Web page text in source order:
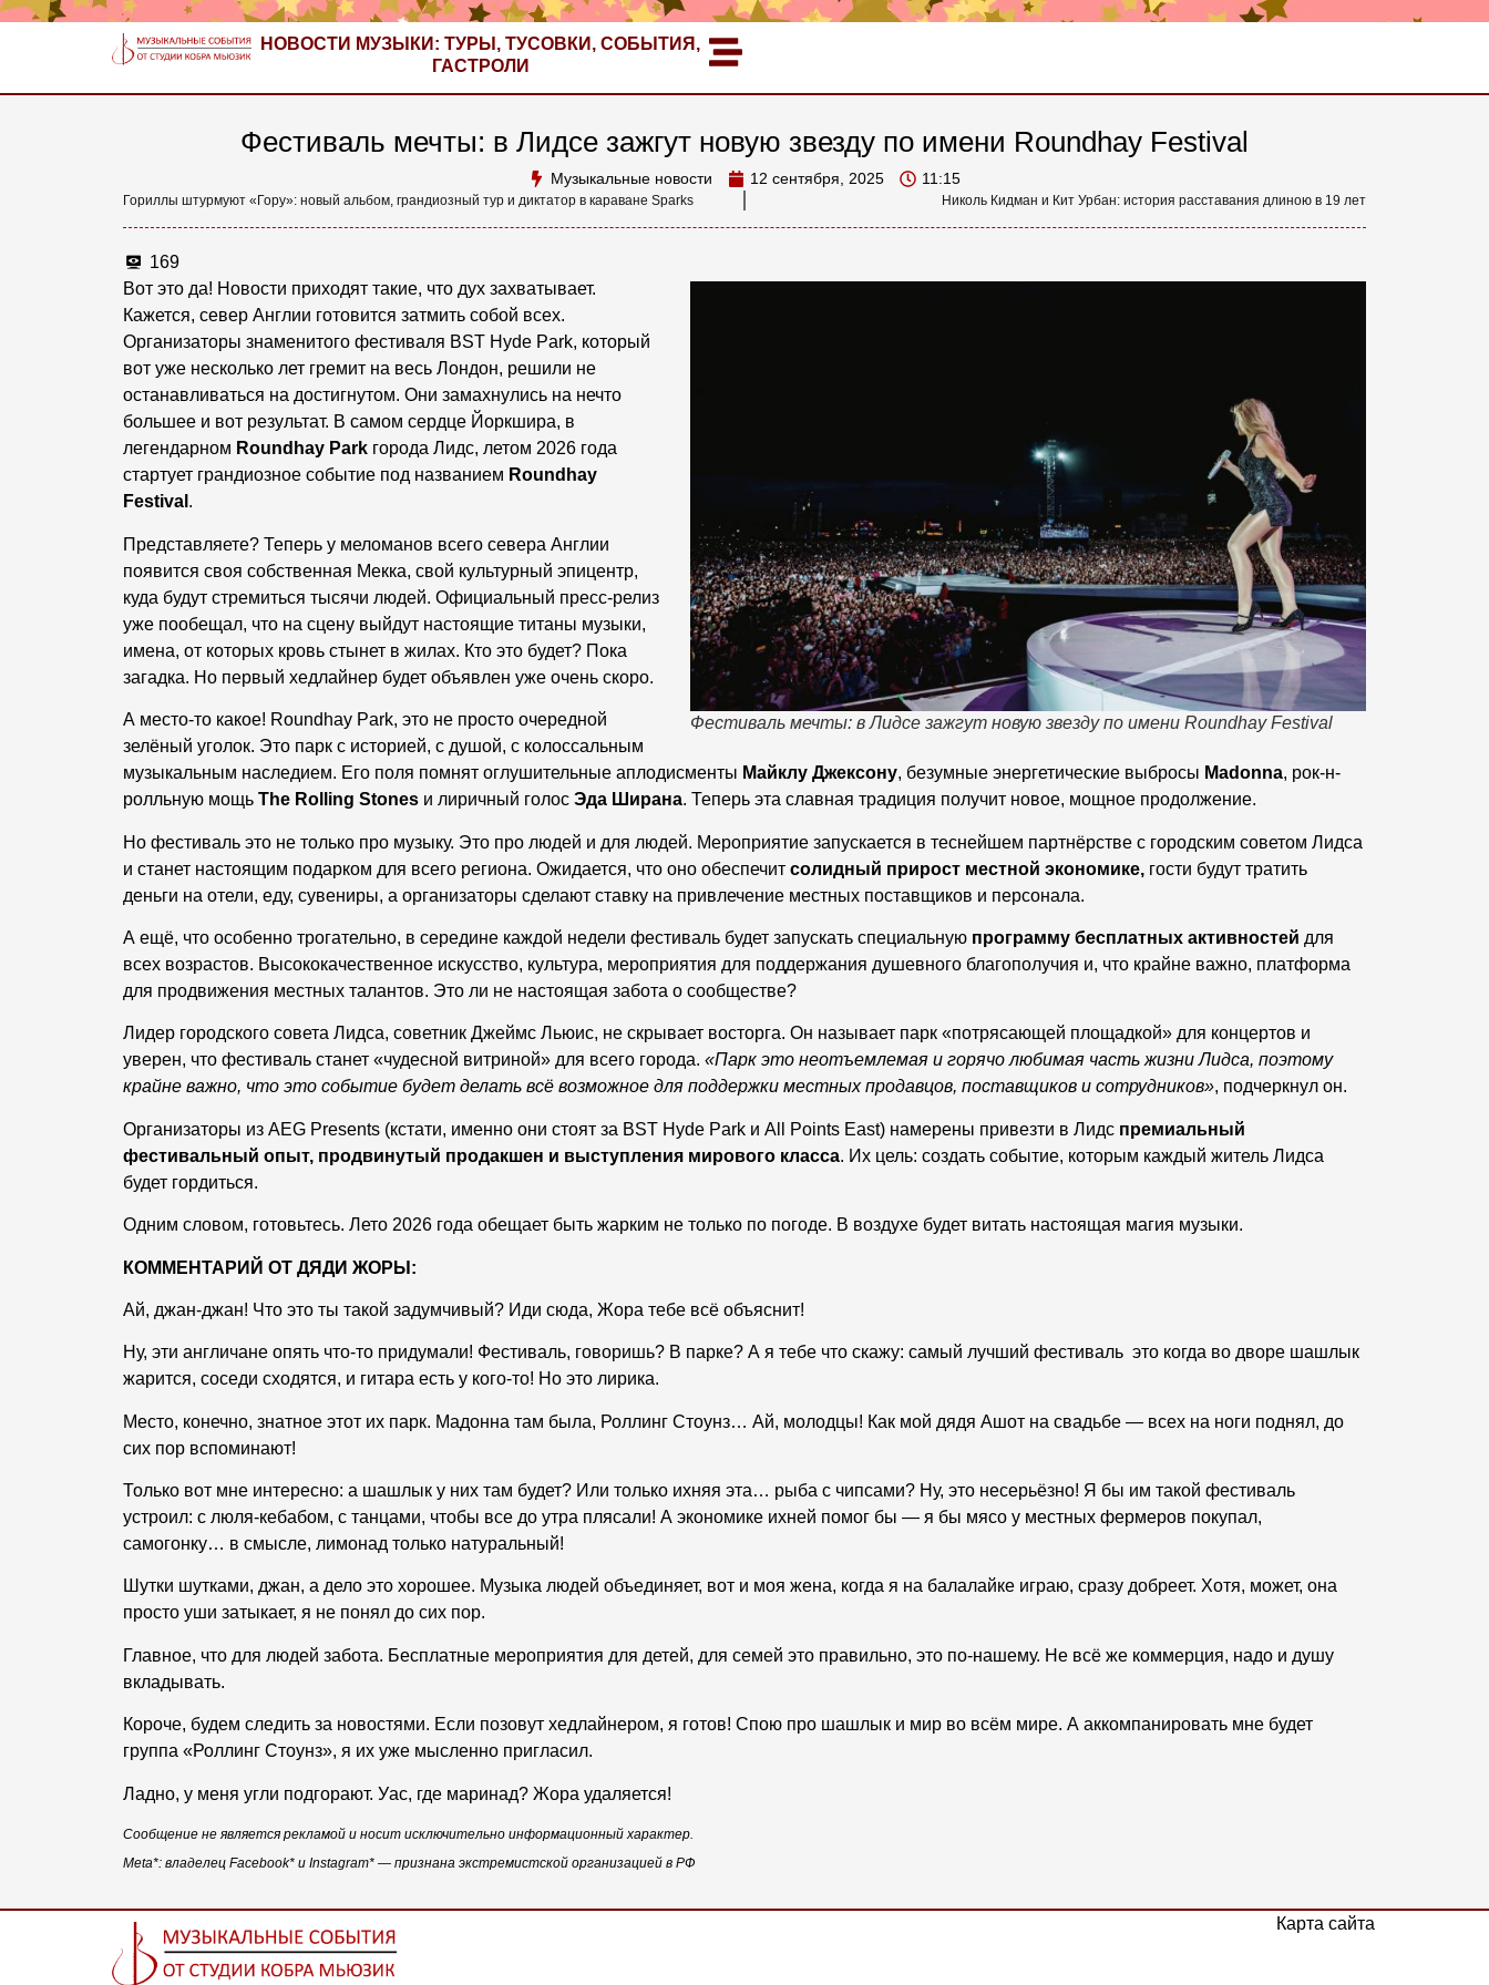
НОВОСТИ МУЗЫКИ: ТУРЫ, ТУСОВКИ, СОБЫТИЯ,
ГАСТРОЛИ
Фестиваль мечты: в Лидсе зажгут новую звезду по имени Roundhay Festival
Музыкальные новости 12 сентября, 2025 11:15
Гориллы штурмуют «Гору»: новый альбом, грандиозный тур и диктатор в караване Sparks Николь Кидман и Кит Урбан: история расставания длиною в 19 лет
169
Фестиваль мечты: в Лидсе зажгут новую звезду по имени Roundhay Festival
Вот это да! Новости приходят такие, что дух захватывает.
Кажется, север Англии готовится затмить собой всех.
Организаторы знаменитого фестиваля BST Hyde Park, который
вот уже несколько лет гремит на весь Лондон, решили не
останавливаться на достигнутом. Они замахнулись на нечто
большее и вот результат. В самом сердце Йоркшира, в
легендарном Roundhay Parkгорода Лидс, летом 2026 года
стартует грандиозное событие под названием Roundhay
Festival .
Представляете? Теперь у меломанов всего севера Англии
появится своя собственная Мекка, свой культурный эпицентр,
куда будут стремиться тысячи людей. Официальный пресс-релиз
уже пообещал, что на сцену выйдут настоящие титаны музыки,
имена, от которых кровь стынет в жилах. Кто это будет? Пока
загадка. Но первый хедлайнер будет объявлен уже очень скоро.
А место-то какое! Roundhay Park, это не просто очередной
зелёный уголок. Это парк с историей, с душой, с колоссальным
музыкальным наследием. Его поля помнят оглушительные аплодисменты Майклу Джексону, безумные энергетические выбросы Madonna, рок-н-
ролльную мощь The Rolling Stonesи лиричный голос Эда Ширана. Теперь эта славная традиция получит новое, мощное продолжение.
Но фестиваль это не только про музыку. Это про людей и для людей. Мероприятие запускается в теснейшем партнёрстве с городским советом Лидса
и станет настоящим подарком для всего региона. Ожидается, что оно обеспечит солидный прирост местной экономике,гости будут тратить
деньги на отели, еду, сувениры, а организаторы сделают ставку на привлечение местных поставщиков и персонала.
А ещё, что особенно трогательно, в середине каждой недели фестиваль будет запускать специальную программу бесплатных активностей для
всех возрастов. Высококачественное искусство, культура, мероприятия для поддержания душевного благополучия и, что крайне важно, платформа
для продвижения местных талантов. Это ли не настоящая забота о сообществе?
Лидер городского совета Лидса, советник Джеймс Льюис, не скрывает восторга. Он называет парк «потрясающей площадкой» для концертов и
уверен, что фестиваль станет «чудесной витриной» для всего города. «Парк это неотъемлемая и горячо любимая часть жизни Лидса, поэтому
крайне важно, что это событие будет делать всё возможное для поддержки местных продавцов, поставщиков и сотрудников», подчеркнул он.
Организаторы из AEG Presents (кстати, именно они стоят за BST Hyde Park и All Points East) намерены привезти в Лидс премиальный
фестивальный опыт, продвинутый продакшен и выступления мирового класса. Их цель: создать событие, которым каждый житель Лидса
будет гордиться.
Одним словом, готовьтесь. Лето 2026 года обещает быть жарким не только по погоде. В воздухе будет витать настоящая магия музыки.
КОММЕНТАРИЙ ОТ ДЯДИ ЖОРЫ:
Ай, джан-джан! Что это ты такой задумчивый? Иди сюда, Жора тебе всё объяснит!
Ну, эти англичане опять что-то придумали! Фестиваль, говоришь? В парке? А я тебе что скажу: самый лучший фестиваль это когда во дворе шашлык
жарится, соседи сходятся, и гитара есть у кого-то! Но это лирика.
Место, конечно, знатное этот их парк. Мадонна там была, Роллинг Стоунз… Ай, молодцы! Как мой дядя Ашот на свадьбе — всех на ноги поднял, до
сих пор вспоминают!
Только вот мне интересно: а шашлык у них там будет? Или только ихняя эта… рыба с чипсами? Ну, это несерьёзно! Я бы им такой фестиваль
устроил: с люля-кебабом, с танцами, чтобы все до утра плясали! А экономике ихней помог бы — я бы мясо у местных фермеров покупал,
самогонку… в смысле, лимонад только натуральный!
Шутки шутками, джан, а дело это хорошее. Музыка людей объединяет, вот и моя жена, когда я на балалайке играю, сразу добреет. Хотя, может, она
просто уши затыкает, я не понял до сих пор.
Главное, что для людей забота. Бесплатные мероприятия для детей, для семей это правильно, это по-нашему. Не всё же коммерция, надо и душу
вкладывать.
Короче, будем следить за новостями. Если позовут хедлайнером, я готов! Спою про шашлык и мир во всём мире. А аккомпанировать мне будет
группа «Роллинг Стоунз», я их уже мысленно пригласил.
Ладно, у меня угли подгорают. Уас, где маринад? Жора удаляется!
Сообщение не является рекламой и носит исключительно информационный характер.
Meta*: владелец Facebook* и Instagram* — признана экстремистской организацией в РФ
Карта сайта